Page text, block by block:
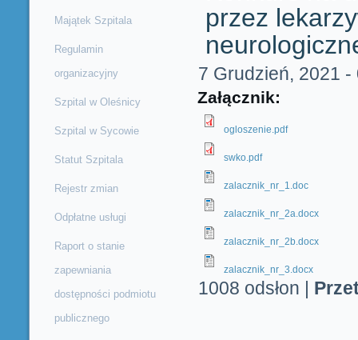
Majątek Szpitala
Regulamin
organizacyjny
Szpital w Oleśnicy
Szpital w Sycowie
Statut Szpitala
Rejestr zmian
Odpłatne usługi
Raport o stanie
zapewniania
dostępności podmiotu
publicznego
przez
7 Grudzień, 2021 -
Załącznik:
ogloszenie.pdf
swko.pdf
zalacznik_nr_1.doc
zalacznik_nr_2a.docx
zalacznik_nr_2b.docx
zalacznik_nr_3.docx
1008 odsłon